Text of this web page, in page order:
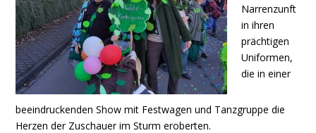
Narrenzunft
in ihren
prächtigen
Uniformen,
die in einer
beeindruckenden Show mit Festwagen und Tanzgruppe die
Herzen der Zuschauer im Sturm eroberten.